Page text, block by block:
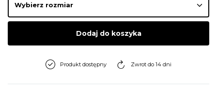
Dodaj do koszyka
Produkt dostępny Zwrot do 14 dni